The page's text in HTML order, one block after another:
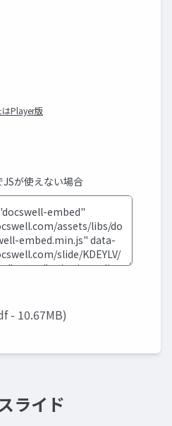
はPlayer版
JSが使えない場合
- 10.67MB)
ライド